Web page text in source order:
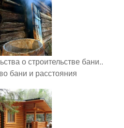
о строительстве бани..
бани и расстояния